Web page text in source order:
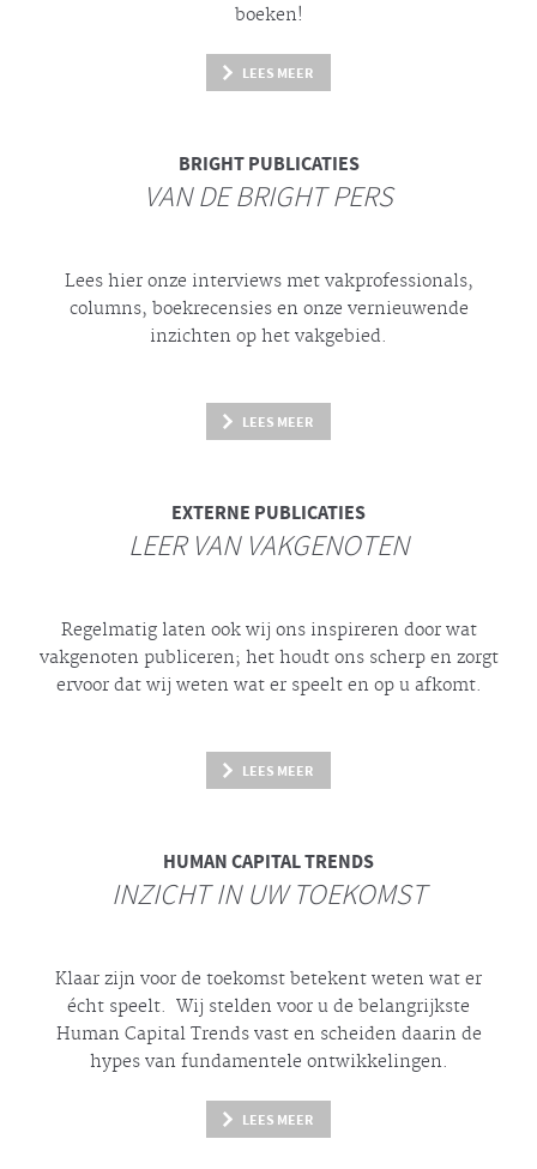
boeken!
LEES MEER
BRIGHTPUBLICATIES
VAN DE BRIGHT PERS
Lees hier onze interviews met vakprofessionals,
columns, boekrecensies en onze vernieuwende
inzichten op het vakgebied.
LEES MEER
EXTERNE PUBLICATIES
LEER VAN VAKGENOTEN
Regelmatig laten ook wij ons inspireren door wat
vakgenoten publiceren; het houdt ons scherp en zorgt
ervoor dat wij weten wat er speelt en op u afkomt.
LEES MEER
HUMAN CAPITAL TRENDS
INZICHT IN UW TOEKOMST
Klaar zijn voor de toekomst betekent weten wat er
écht speelt. Wij stelden voor u de belangrijkste
Human Capital Trends vast en scheiden daarin de
hypesvan fundamentele ontwikkelingen.
LEES MEER